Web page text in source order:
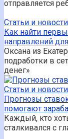
отправляется
Статьи и новости
Как найти
направлений
Оксана из
подработки в
денег»
Статьи и новости
Прогнозы
помогают
Каждый, кто
сталкивался с